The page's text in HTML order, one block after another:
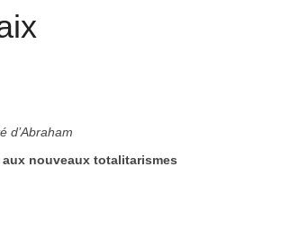
d’Abraham
nouveaux totalitarismes